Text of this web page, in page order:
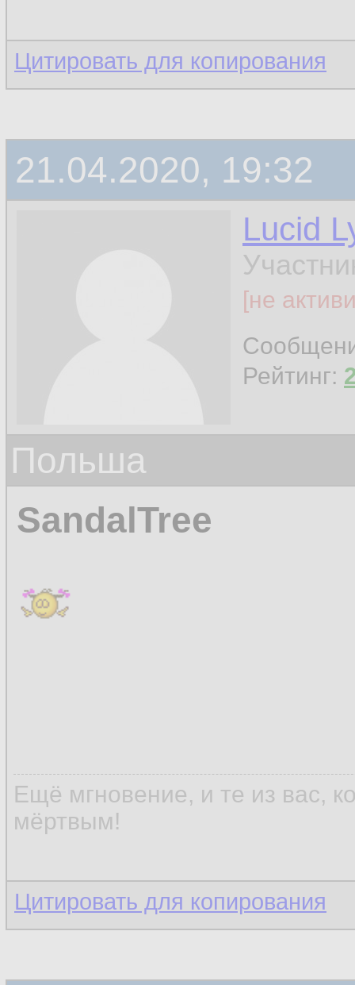
Цитировать для копирования
21.04.2020, 19:32
Lucid
[не
Рейтинг:
Польша
SandalTree
Ещё мгновение, и те из вас,
мёртвым!
Цитировать для копирования